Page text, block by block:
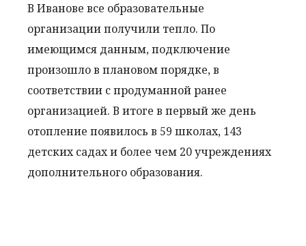
В Иванове все образовательные
организации получили тепло. По
имеющимся данным, подключение
произошло в плановом порядке, в
соответствии с продуманной ранее
организацией. В итоге в первый же день
отопление появилось в 59 школах, 143
детских садах и более чем 20 учреждениях
дополнительного образования.